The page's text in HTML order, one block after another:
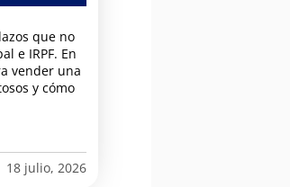
que no
e IRPF. En
vender una
y cómo
18 julio, 2026